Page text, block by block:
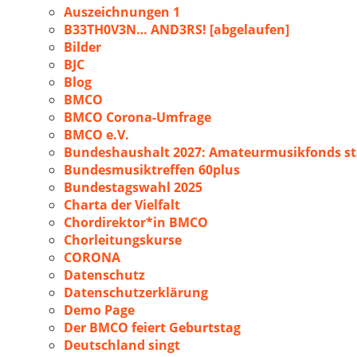
Auszeichnungen 1
B33TH0V3N… AND3RS! [abgelaufen]
Bilder
BJC
Blog
BMCO
BMCO Corona-Umfrage
BMCO e.V.
Bundeshaushalt 2027: Amateurmusikfonds
Bundesmusiktreffen 60plus
Bundestagswahl 2025
Charta der Vielfalt
Chordirektor*in BMCO
Chorleitungskurse
CORONA
Datenschutz
Datenschutzerklärung
Demo Page
Der BMCO feiert Geburtstag
Deutschland singt